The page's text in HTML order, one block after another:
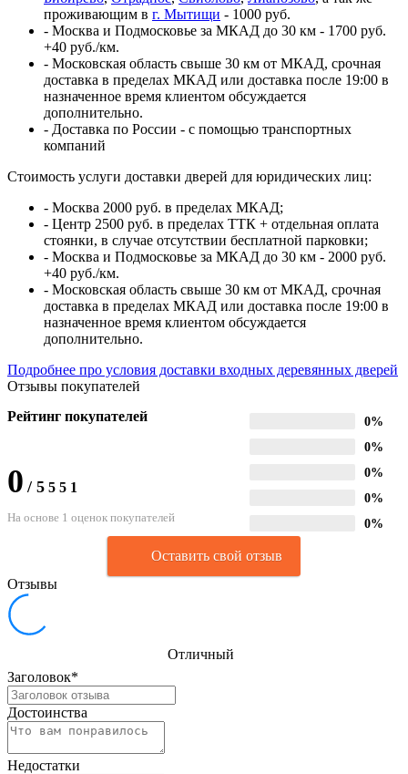
проживающим в г. Мытищи - 1000 руб.
- Москва и Подмосковье за МКАД до 30 км - 1700 руб.
+40 руб./км.
- Московская область свыше 30 км от МКАД, срочная
доставка в пределах МКАД или доставка после 19:00 в
назначенное время клиентом обсуждается
дополнительно.
- Доставка по России - с помощью транспортных
компаний
Стоимость услуги доставки дверей для юридических лиц:
- Москва 2000 руб. в пределах МКАД;
- Центр 2500 руб. в пределах ТТК + отдельная оплата
стоянки, в случае отсутствии бесплатной парковки;
- Москва и Подмосковье за МКАД до 30 км - 2000 руб.
+40 руб./км.
- Московская область свыше 30 км от МКАД, срочная
доставка в пределах МКАД или доставка после 19:00 в
назначенное время клиентом обсуждается
дополнительно.
Подробнее про условия доставки входных деревянных дверей
Отзывы покупателей
Рейтинг покупателей
0 / 5 5 5 1
На основе 1 оценок покупателей
0%
0%
0%
0%
0%
Оставить свой отзыв
Отзывы
Отличный
Заголовок*
Достоинства
Недостатки